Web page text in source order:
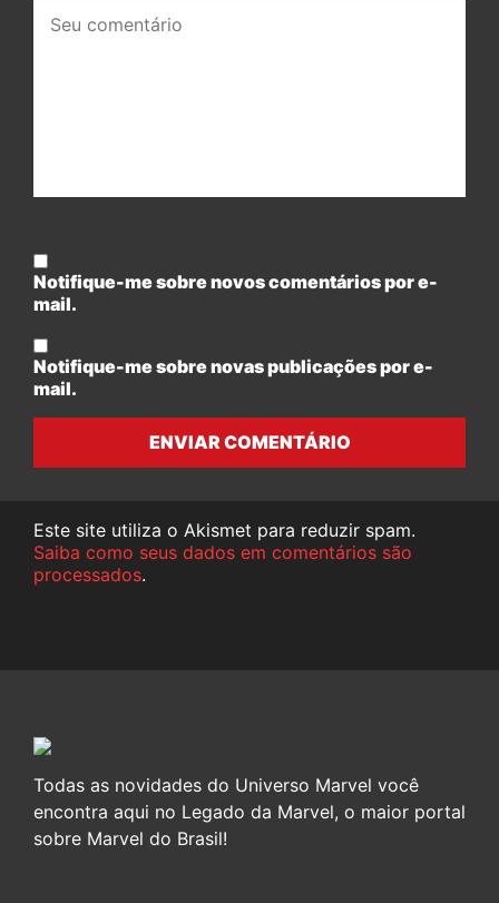
comentário:
Notifique-me sobre novos comentários por e-
mail.
Notifique-me sobre novas publicações por e-
mail.
ENVIAR COMENTÁRIO
Este site utiliza o Akismet para reduzir spam.
Saiba como seus dados em comentários são
processados.
Todas as novidades do Universo Marvel você
encontra aqui no Legado da Marvel, o maior portal
sobre Marvel do Brasil!